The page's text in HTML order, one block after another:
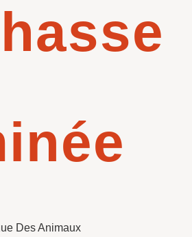
Des Animaux